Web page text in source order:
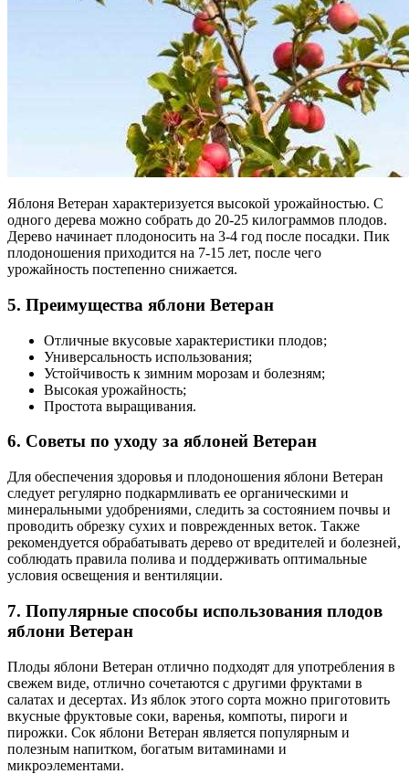
Яблоня Ветеран характеризуется высокой урожайностью. С
одного дерева можно собрать до 20-25 килограммов плодов.
Дерево начинает плодоносить на 3-4 год после посадки. Пик
плодоношения приходится на 7-15 лет, после чего
урожайность постепенно снижается.
5. Преимущества яблони Ветеран
Отличные вкусовые характеристики плодов;
Универсальность использования;
Устойчивость к зимним морозам и болезням;
Высокая урожайность;
Простота выращивания.
6. Советы по уходу за яблоней Ветеран
Для обеспечения здоровья и плодоношения яблони Ветеран
следует регулярно подкармливать ее органическими и
минеральными удобрениями, следить за состоянием почвы и
проводить обрезку сухих и поврежденных веток. Также
рекомендуется обрабатывать дерево от вредителей и болезней,
соблюдать правила полива и поддерживать оптимальные
условия освещения и вентиляции.
7. Популярные способы использования плодов
яблони Ветеран
Плоды яблони Ветеран отлично подходят для употребления в
свежем виде, отлично сочетаются с другими фруктами в
салатах и десертах. Из яблок этого сорта можно приготовить
вкусные фруктовые соки, варенья, компоты, пироги и
пирожки. Сок яблони Ветеран является популярным и
полезным напитком, богатым витаминами и
микроэлементами.